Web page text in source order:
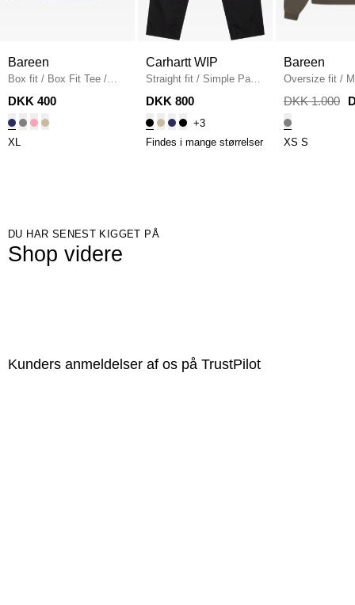
Bareen
Box fit / Box Fit Tee /
NAVY
DKK 400
XL
Carhartt WIP
Straight fit / Simple Pant
I020075 / BLACK
DKK 800
+3
Findes i mange størrelser
Bareen
Oversize fit /
Hoodie
DKK 1.000
XS S
DU HAR SENEST KIGGET PÅ
Shop videre
Kunders anmeldelser af os på TrustPilot